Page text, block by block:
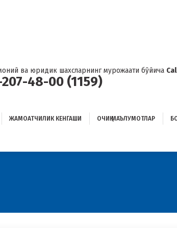
ва юридик шахсларнинг мурожаати бўйича
207-48-00 (1159)
ЖАМОАТЧИЛИК КЕНГАШИ ОЧИҚ МАЪЛУМОТЛАР